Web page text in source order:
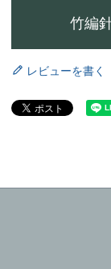
竹編
レビューを書く